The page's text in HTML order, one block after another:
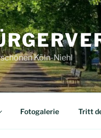
Köln-Niehl
Fotogalerie Tritt